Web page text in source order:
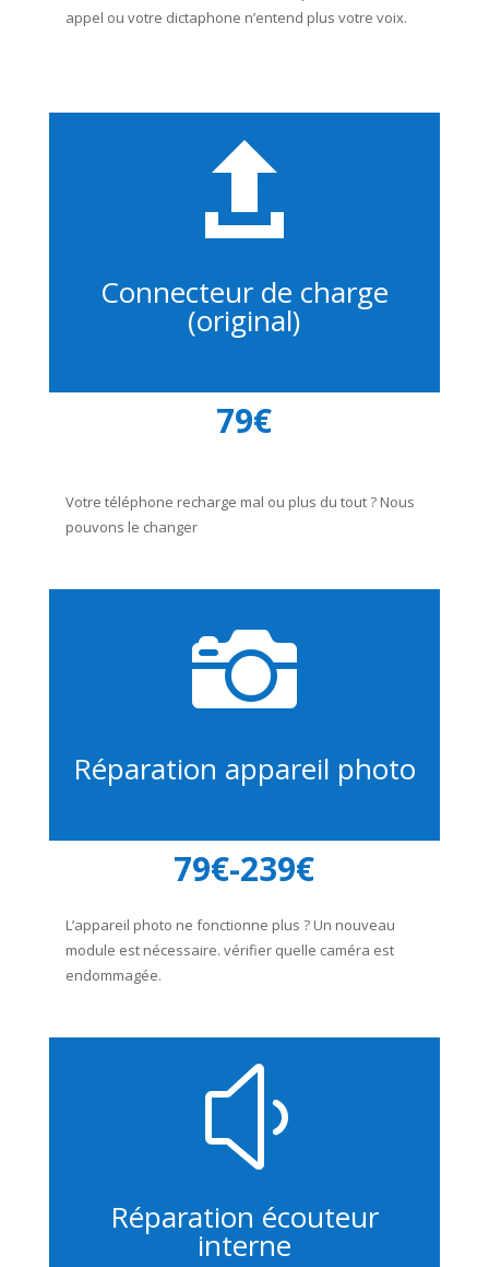
appel ou votre dictaphone n’entend plus votre voix.

Connecteur de charge
(original)
79€
Votre téléphone recharge mal ou plus du tout ? Nous
pouvons le changer

Réparation appareil photo
79€-239€
L’appareil photo ne fonctionne plus ? Un nouveau
module est nécessaire. vérifier quelle caméra est
endommagée.
y
Réparation écouteur
interne